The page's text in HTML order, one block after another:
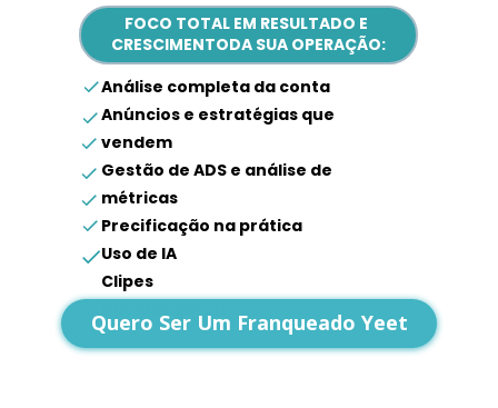
FOCO TOTAL EM RESULTADO E
CRESCIMENTODA SUA OPERAÇÃO:
Análise completa da conta
Anúncios e estratégias que
vendem
Gestão de ADS e análise de
métricas
Precificação na prática
Uso de IA
Clipes
Quero Ser Um Franqueado Yeet